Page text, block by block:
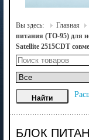
Вы здесь: Главная
питания (TO-95) для
Satellite 2515CDT
БЛОК